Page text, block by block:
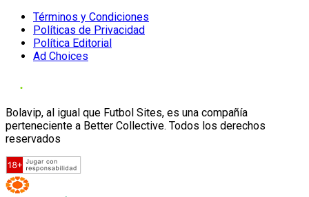
Términos y Condiciones
Políticas de Privacidad
Política Editorial
Ad Choices
Bolavip, al igual que Futbol Sites, es una compañía
perteneciente a Better Collective. Todos los derechos
reservados